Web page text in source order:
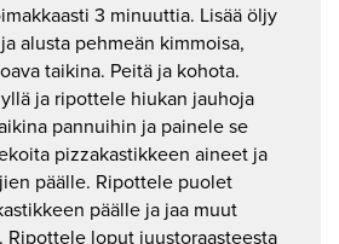
3 minuuttia. Lisää öljy
alusta pehmeän kimmoisa,
taikina. Peitä ja kohota.
ja ripottele hiukan jauhoja
pannuihin ja painele se
pizzakastikkeen aineet ja
päälle. Ripottele puolet
päälle ja jaa muut
loput juustoraasteesta